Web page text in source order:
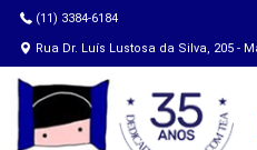
(11) 3384-6184
Rua Dr. Luís Lustosa da Silva, 205 -